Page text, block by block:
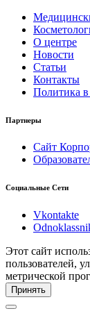
О центре
Новости
Статьи
Контакты
Политика
Партнеры
Сайт
Социальные Сети
Vkontakte
Этот сайт
пользователей,
метрической
Принять